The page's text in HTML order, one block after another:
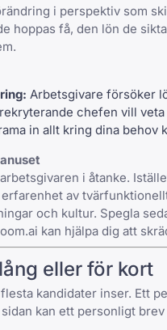
i perspektiv som
hoppas få, den lön de
Arbetsgivare försöker
chefen vill
in allt kring dina behov
i åtanke.
av
och kultur. Spegla
kan hjälpa dig att
eller för kort
kandidater inser. Ett
kan ett personligt